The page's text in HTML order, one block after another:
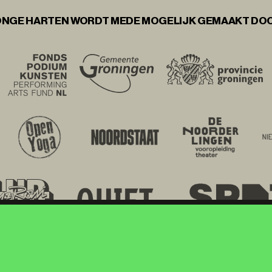
HARTEN WORDT MEDE MOGELIJK GEMAAKT